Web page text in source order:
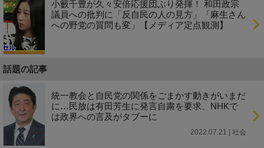
小籔千豊が久々安倍応援団ぶり発揮！ 和田政宗
議員への批判に「反自民の人の見方」「麻生さん
への野党の質問も変」【メディア定点観測】
話題の記事
統一教会と自民党の関係をごまかす動きがいまだ
に…民放は有田芳生に発言自粛を要求、NHKで
は政界への言及がタブーに
2022.07.21 | 社会